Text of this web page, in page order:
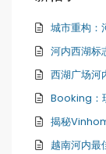
城市重构：
河内西湖标
西湖广场
Booking：
揭秘
越南河内最